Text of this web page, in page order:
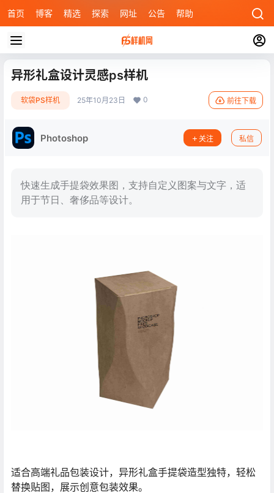
首页 博客 精选 探索 网址 公告 帮助
异形礼盒设计灵感ps样机
软袋PS样机 25年10月23日 0 前往下载
Photoshop 关注 私信
快速生成手提袋效果图，支持自定义图案与文字，适
用于节日、奢侈品等设计。
适合高端礼品包装设计，异形礼盒手提袋造型独特，轻松
替换贴图，展示创意包装效果。